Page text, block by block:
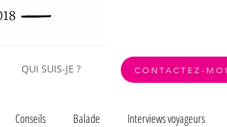
QUI SUIS-JE ? CONTACTEZ-MOI
Conseils Balade Interviews voyageurs